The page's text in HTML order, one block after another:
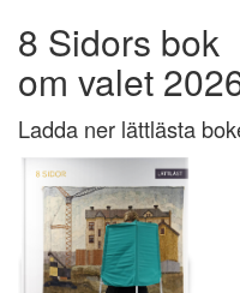
8 Sidors bok
om valet
Ladda ner lättlästa